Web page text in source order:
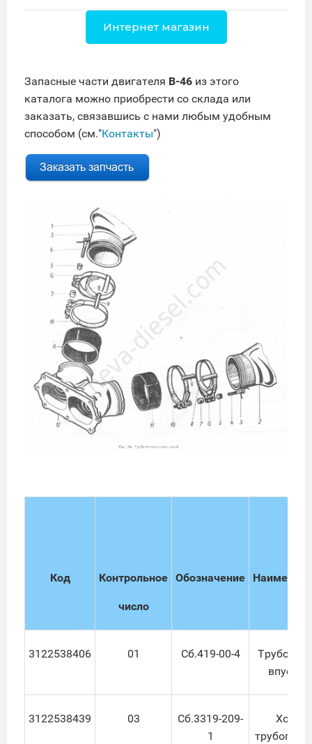
Интернет магазин
Запасные части двигателя В-46 из этого
каталога можно приобрести со склада или
заказать, связавшись с нами любым удобным
способом (см."Контакты")
Код Контрольное
число
Обозначение
3122538406 01 Сб.419-00-4
3122538439 03
Сб.3319-209-
1
Хомут